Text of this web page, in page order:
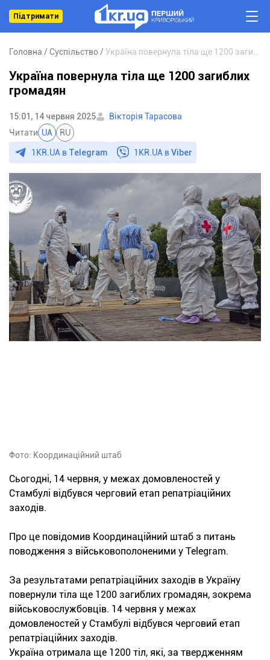
Підтримати
Головна Суспільство
Україна повернула тіла ще 1200 загиблих
громадян
15:01, 14 червня 2025
Вікторія Тарасова
Читати UA RU
1KR.UA в Telegram 1KR.UA вViber
Фото: Координаційний штаб
Сьогодні, 14 червня, у межах домовленостей у
Стамбулі відбувся черговий етап репатріаційних
заходів.
Про це повідомив Координаційний штаб з питань
поводження з військовополоненими у Telegram.
За результатами репатріаційних заходів в Україну
повернули тіла ще 1200 загиблих громадян, зокрема
військовослужбовців. 14 червня у межах
домовленостей у Стамбулі відбувся черговий етап
репатріаційних заходів.
Україна отримала ще 1200 тіл, які, за твердженням